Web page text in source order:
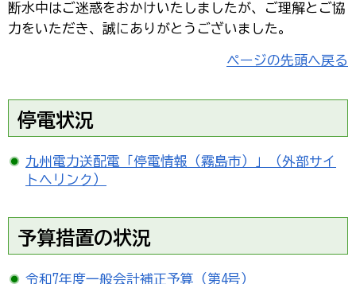
断水中はご迷惑をおかけいたしましたが、ご理解とご協
力をいただき、誠にありがとうございました。
ページの先頭へ戻る
停電状況
九州電力送配電「停電情報（霧島市）」（外部サイ
トへリンク）
予算措置の状況
令和7年度一般会計補正予算（第4号）